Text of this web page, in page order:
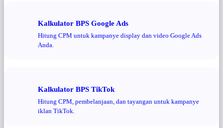
Kalkulator BPS Google Ads
Hitung CPM untuk kampanye display dan video Google Ads
Anda.
Kalkulator BPS TikTok
Hitung CPM, pembelanjaan, dan tayangan untuk kampanye
iklan TikTok.